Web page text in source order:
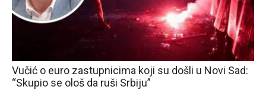
Vučić o euro zastupnicima koji su došli u Novi Sad:
“Skupio se ološ da ruši Srbiju”